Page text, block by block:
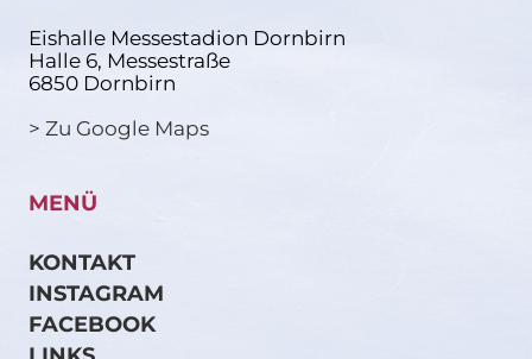
Eishalle Messestadion Dornbirn
Halle 6, Messestraße
6850 Dornbirn
> Zu Google Maps
MENÜ
KONTAKT
INSTAGRAM
FACEBOOK